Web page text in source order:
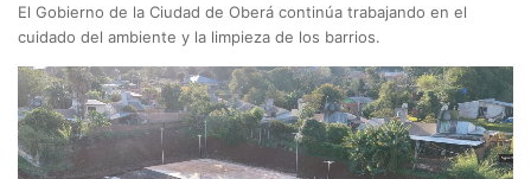
El Gobierno de la Ciudad de Oberá continúa trabajando en el
cuidado del ambiente y la limpieza de los barrios.